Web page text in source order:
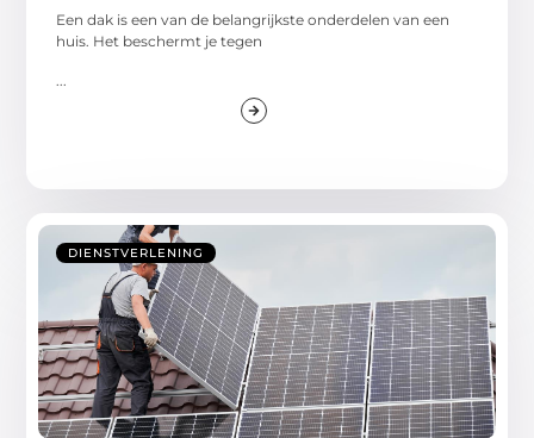
Een dak is een van de belangrijkste onderdelen van een
huis. Het beschermt je tegen
DIENSTVERLENING